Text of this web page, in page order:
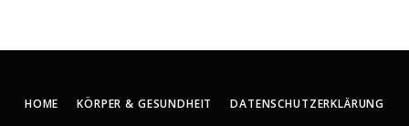
HOME KÖRPER & GESUNDHEIT DATENSCHUTZERKLÄRUNG